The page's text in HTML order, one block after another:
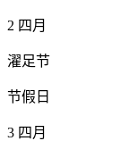
2 四月
濯足节
节假日
3 四月